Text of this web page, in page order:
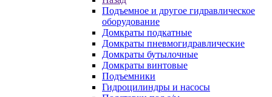
Подъемное и другое гидравлическое
оборудование
Домкраты подкатные
Домкраты пневмогидравлические
Домкраты бутылочные
Домкраты винтовые
Подъемники
Гидроцилиндры и насосы